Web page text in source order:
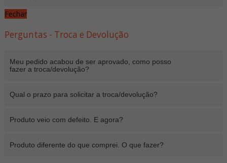
Fechar
Perguntas - Troca e Devolução
Meu pedido acabou de ser aprovado, como posso
fazer a troca/devolução?
Qual o prazo para solicitar a troca/devolução?
Produto veio com defeito. E agora?
Produto diferente do que comprei. O que fazer?